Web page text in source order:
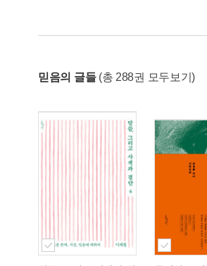
믿음의 글들 (총 288권 모두보기)